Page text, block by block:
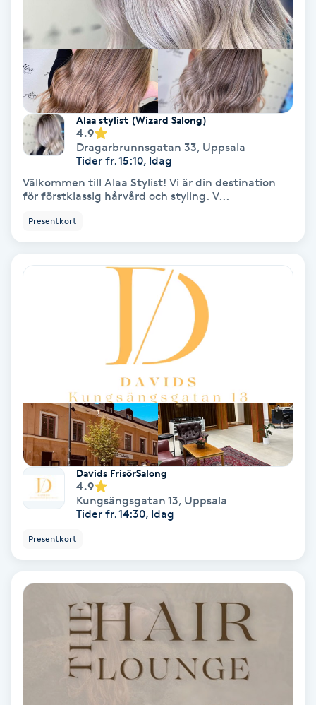
Fillers
Fotmassage
Fotsvamp
Fransförlängning Megavolym
Fransförlängning Volym
Fransk manikyr
Fransrengöring
Friskvårdsmassage
Alaa stylist (Wizard Salong)
4.9
Dragarbrunnsgatan 33, Uppsala
Tider fr. 15:10, Idag
Välkommen till Alaa Stylist! Vi är din destination
för förstklassig hårvård och styling. V...
Presentkort
Davids FrisörSalong
4.9
Kungsängsgatan 13, Uppsala
Tider fr. 14:30, Idag
Presentkort